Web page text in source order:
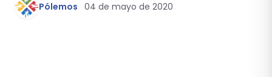
Pólemos 04 de mayo de 2020